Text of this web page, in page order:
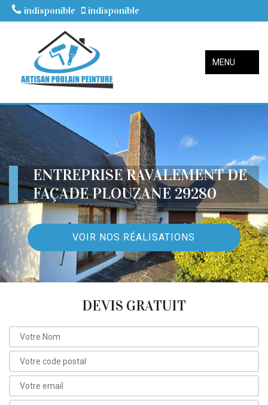
indisponible indisponible
MENU
ENTREPRISE RAVALEMENT DE
FAÇADE PLOUZANE 29280
VOIR NOS RÉALISATIONS
DEVIS GRATUIT